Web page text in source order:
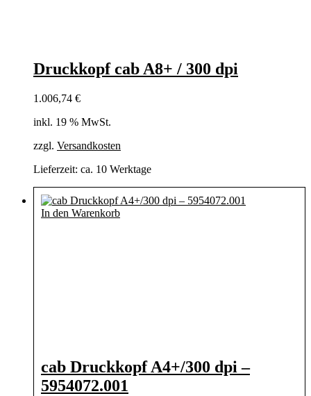
Druckkopf cab A8+ / 300 dpi
1.006,74 €
inkl. 19 % MwSt.
zzgl. Versandkosten
Lieferzeit: ca. 10 Werktage
In den Warenkorb
cab Druckkopf A4+/300 dpi –
5954072.001